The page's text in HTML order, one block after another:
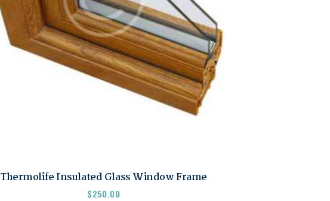
Thermolife Insulated Glass Window Frame
$250.00